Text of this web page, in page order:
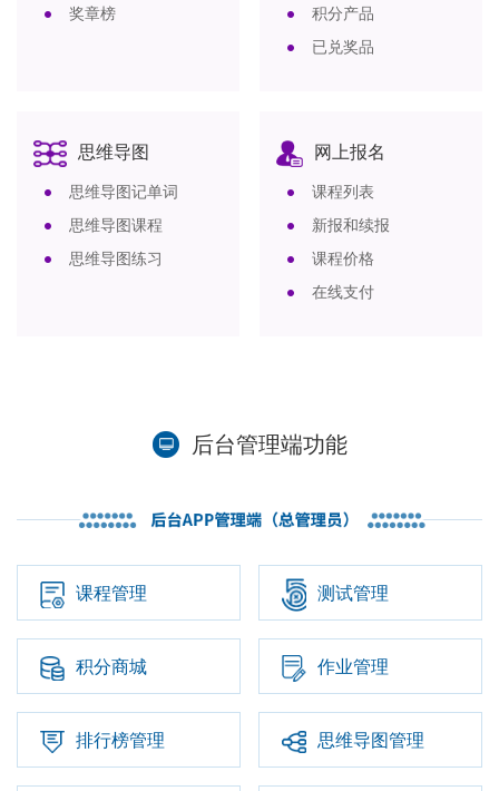
奖章榜
积分产品
已兑奖品
思维导图
思维导图记单词
思维导图课程
思维导图练习
网上报名
课程列表
新报和续报
课程价格
在线支付
后台管理端功能
课程管理 测试管理
积分商城 作业管理
排行榜管理 思维导图管理